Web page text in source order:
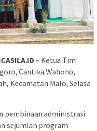
– Ketua Tim
Cantika Wahono,
Kecamatan Malo, Selasa
pembinaan administrasi
sejumlah program